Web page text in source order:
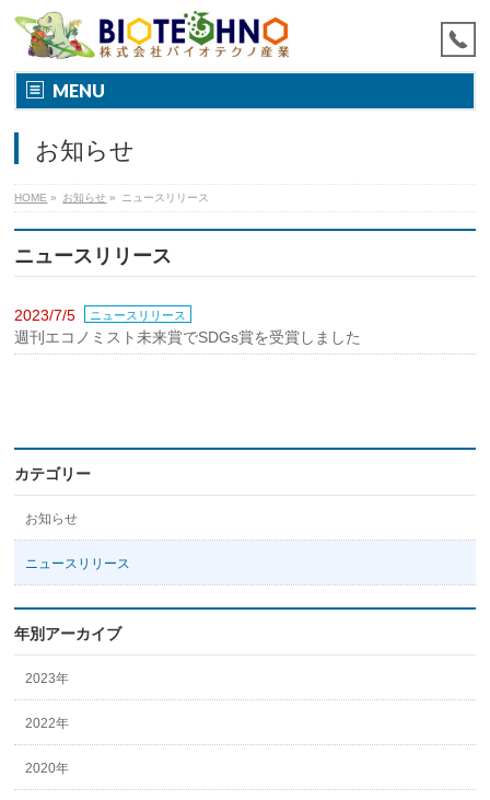
MENU
お知らせ
HOME » お知らせ » ニュースリリース
ニュースリリース
2023/7/5 ニュースリリース
週刊エコノミスト未来賞でSDGs賞を受賞しました
カテゴリー
お知らせ
ニュースリリース
年別アーカイブ
2023年
2022年
2020年